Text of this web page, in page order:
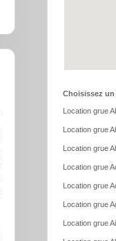
Choisissez
Location grue
Location grue
Location grue
Location grue
Location grue
Location grue
Location grue